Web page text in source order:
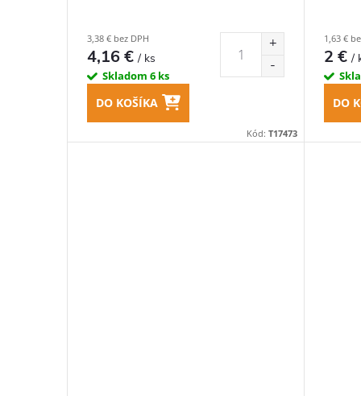
3,38 € bez DPH
4,16 €/ ks
Skladom 6 ks
DO KOŠÍKA
Kód:T17473
1,63 €
2 €/
DO